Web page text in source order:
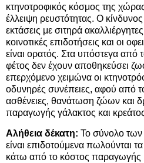
κτηνοτροφικός κόσμος της
έλλειψη ρευστότητας. Ο
εκτάσεις με σιτηρά
κοινοτικές επιδοτήσεις και οι
είναι ορατός. Στα υπόστεγα από
φέτος δεν έχουν αποθηκεύσει
επερχόμενο χειμώνα οι
οδυνηρές συνέπειες, αφού από
ασθένειες, θανάτωση ζώων και
παραγωγής γάλακτος και
Αλήθεια δέκατη: Το σύνολο των
είναι επιδοτούμενα πωλούνται τα
κάτω από το κόστος παραγωγής